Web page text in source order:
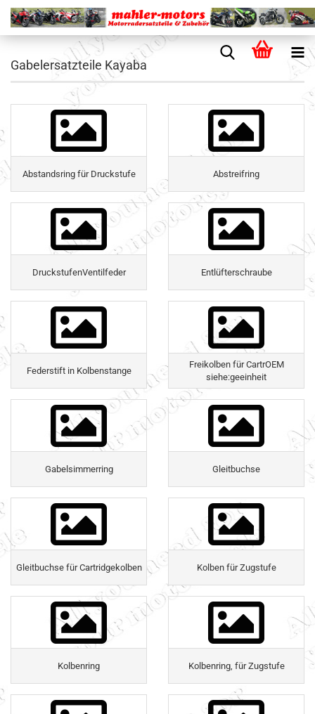
Gabelersatzteile Kayaba
Abstandsring für Druckstufe Abstreifring
DruckstufenVentilfeder Entlüfterschraube
Federstift in Kolbenstange
Freikolben für CartrOEM
siehe:geeinheit
Gabelsimmerring Gleitbuchse
Gleitbuchse für Cartridgekolben Kolben für Zugstufe
Kolbenring Kolbenring, für Zugstufe